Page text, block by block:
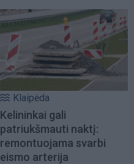
Klaipėda
Kelininkai gali
patriukšmauti naktį:
remontuojama svarbi
eismo arterija